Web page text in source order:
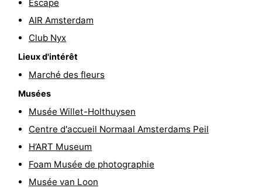
vue
Croisières
Experiences
Villages
villes
Visites
guidées
Sports
Faire
Escape
AIR Amsterdam
Club Nyx
Lieux d'intérêt
Marché des fleurs
Musées
Musée Willet-Holthuysen
Centre d'accueil Normaal Amsterdams Peil
H’ART Museum
Foam Musée de photographie
Musée van Loon